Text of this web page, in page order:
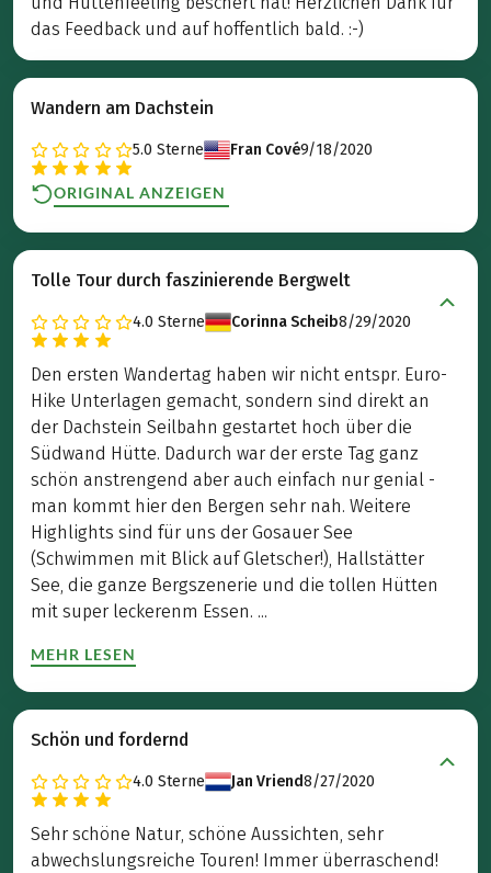
das Feedback und auf hoffentlich bald. :-)
Wandern am Dachstein
5.0 Sterne Fran Cové9/18/2020
ORIGINAL ANZEIGEN
Tolle Tour durch faszinierende Bergwelt
4.0 Sterne Corinna Scheib8/29/2020
Den ersten Wandertag haben wir nicht entspr. Euro-
Hike Unterlagen gemacht, sondern sind direkt an
der Dachstein Seilbahn gestartet hoch über die
Südwand Hütte. Dadurch war der erste Tag ganz
schön anstrengend aber auch einfach nur genial -
man kommt hier den Bergen sehr nah. Weitere
Highlights sind für uns der Gosauer See
(Schwimmen mit Blick auf Gletscher!), Hallstätter
See, die ganze Bergszenerie und die tollen Hütten
mit super leckerenm Essen. ...
MEHR LESEN
Schön und fordernd
4.0 Sterne Jan Vriend8/27/2020
Sehr schöne Natur, schöne Aussichten, sehr
abwechslungsreiche Touren! Immer überraschend!